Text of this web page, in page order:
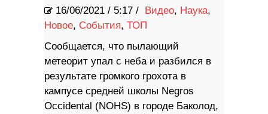
16/06/2021 / 5:17 / Видео, Наука,
Новое, События, ТОП
Сообщается, что пылающий
метеорит упал с неба и разбился в
результате громкого грохота в
кампусе средней школы Negros
Occidental (NOHS) в городе Баколод,